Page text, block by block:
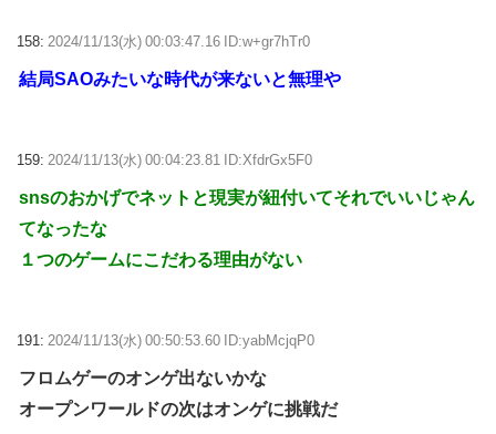
158: 2024/11/13(水) 00:03:47.16 ID:w+gr7hTr0
結局SAOみたいな時代が来ないと無理や
159: 2024/11/13(水) 00:04:23.81 ID:XfdrGx5F0
snsのおかげでネットと現実が紐付いてそれでいいじゃん
てなったな
１つのゲームにこだわる理由がない
191: 2024/11/13(水) 00:50:53.60 ID:yabMcjqP0
フロムゲーのオンゲ出ないかな
オープンワールドの次はオンゲに挑戦だ